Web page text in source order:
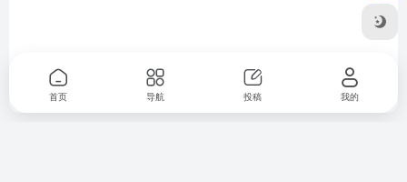
2020057301号-1
首页 导航 投稿 我的